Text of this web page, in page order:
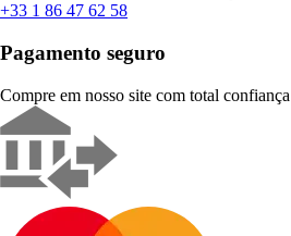
+33 1 86 47 62 58
Pagamento seguro
Compre em nosso site com total confiança